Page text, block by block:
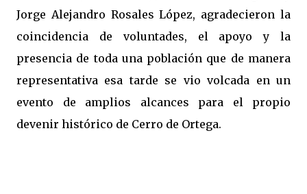
Jorge Alejandro Rosales López, agradecieron la
coincidencia de voluntades, el apoyo y la
presencia de toda una población que de manera
representativa esa tarde se vio volcada en un
evento de amplios alcances para el propio
devenir histórico de Cerro de Ortega.